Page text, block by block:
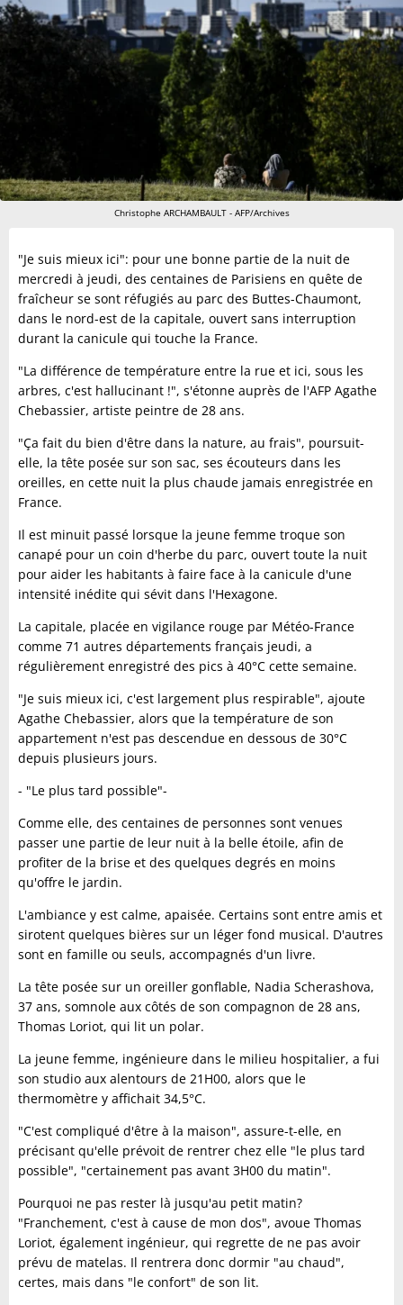
Christophe ARCHAMBAULT - AFP/Archives
"Je suis mieux ici": pour une bonne partie de la nuit de
mercredi à jeudi, des centaines de Parisiens en quête de
fraîcheur se sont réfugiés au parc des Buttes-Chaumont,
dans le nord-est de la capitale, ouvert sans interruption
durant la canicule qui touche la France.
"La différence de température entre la rue et ici, sous les
arbres, c'est hallucinant !", s'étonne auprès de l'AFP Agathe
Chebassier, artiste peintre de 28 ans.
"Ça fait du bien d'être dans la nature, au frais", poursuit-
elle, la tête posée sur son sac, ses écouteurs dans les
oreilles, en cette nuit la plus chaude jamais enregistrée en
France.
Il est minuit passé lorsque la jeune femme troque son
canapé pour un coin d'herbe du parc, ouvert toute la nuit
pour aider les habitants à faire face à la canicule d'une
intensité inédite qui sévit dans l'Hexagone.
La capitale, placée en vigilance rouge par Météo-France
comme 71 autres départements français jeudi, a
régulièrement enregistré des pics à 40°C cette semaine.
"Je suis mieux ici, c'est largement plus respirable", ajoute
Agathe Chebassier, alors que la température de son
appartement n'est pas descendue en dessous de 30°C
depuis plusieurs jours.
- "Le plus tard possible"-
Comme elle, des centaines de personnes sont venues
passer une partie de leur nuit à la belle étoile, afin de
profiter de la brise et des quelques degrés en moins
qu'offre le jardin.
L'ambiance y est calme, apaisée. Certains sont entre amis et
sirotent quelques bières sur un léger fond musical. D'autres
sont en famille ou seuls, accompagnés d'un livre.
La tête posée sur un oreiller gonflable, Nadia Scherashova,
37 ans, somnole aux côtés de son compagnon de 28 ans,
Thomas Loriot, qui lit un polar.
La jeune femme, ingénieure dans le milieu hospitalier, a fui
son studio aux alentours de 21H00, alors que le
thermomètre y affichait 34,5°C.
"C'est compliqué d'être à la maison", assure-t-elle, en
précisant qu'elle prévoit de rentrer chez elle "le plus tard
possible", "certainement pas avant 3H00 du matin".
Pourquoi ne pas rester là jusqu'au petit matin?
"Franchement, c'est à cause de mon dos", avoue Thomas
Loriot, également ingénieur, qui regrette de ne pas avoir
prévu de matelas. Il rentrera donc dormir "au chaud",
certes, mais dans "le confort" de son lit.